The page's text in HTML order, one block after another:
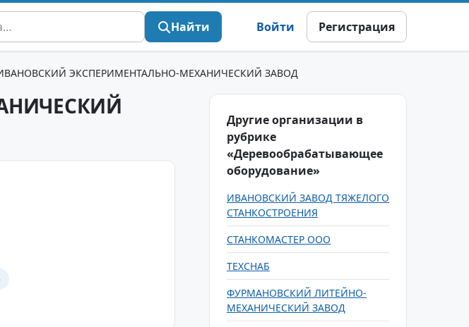
Найти Войти Регистрация
ЭКСПЕРИМЕНТАЛЬНО-МЕХАНИЧЕСКИЙ ЗАВОД
Другие организации в
рубрике
«Деревообрабатывающее
оборудование»
ИВАНОВСКИЙ ЗАВОД ТЯЖЕЛОГО
СТАНКОСТРОЕНИЯ
СТАНКОМАСТЕР ООО
ТЕХСНАБ
ФУРМАНОВСКИЙ ЛИТЕЙНО-
МЕХАНИЧЕСКИЙ ЗАВОД